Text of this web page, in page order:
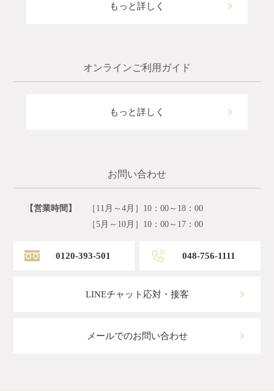
もっと詳しく
オンラインご利用ガイド
もっと詳しく
お問い合わせ
【営業時間】
［11月～4月］10：00～18：00
［5月～10月］10：00～17：00
0120-393-501 048-756-1111
LINEチャット応対・接客
メールでのお問い合わせ